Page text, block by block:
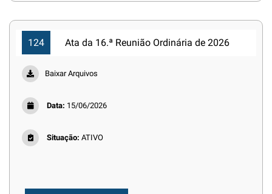
124 Ata da 16.ª Reunião Ordinária de 2026
Baixar Arquivos
Data: 15/06/2026
Situação: ATIVO